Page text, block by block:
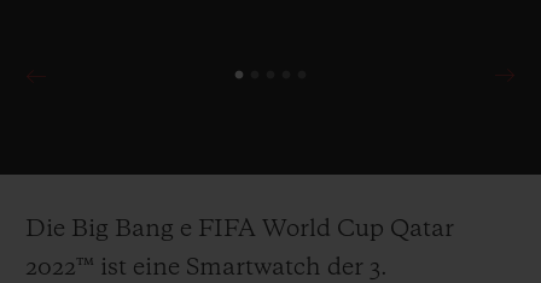
Die Big Bang e FIFA World Cup Qatar
2022™ ist eine Smartwatch der 3.